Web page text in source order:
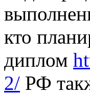
кто
диплом
2/ РФ